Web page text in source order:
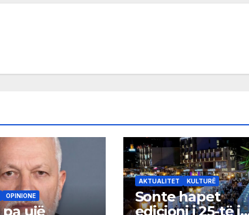
OPINIONE
ujë
AKTUALITET KULTURË
Sonte hapet
edicioni i 25-të i